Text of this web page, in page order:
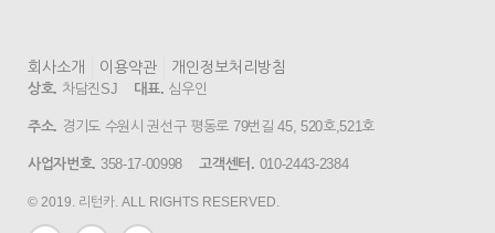
회사소개 이용약관 개인정보처리방침
상호. 차담진SJ 대표. 심우인
주소. 경기도 수원시 권선구 평동로 79번길 45, 520호,521호
사업자번호. 358-17-00998 고객센터. 010-2443-2384
© 2019. 리턴카. ALL RIGHTS RESERVED.